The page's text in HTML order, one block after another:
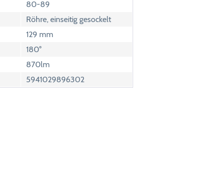
80-89
Röhre, einseitig gesockelt
129 mm
180°
870lm
5941029896302